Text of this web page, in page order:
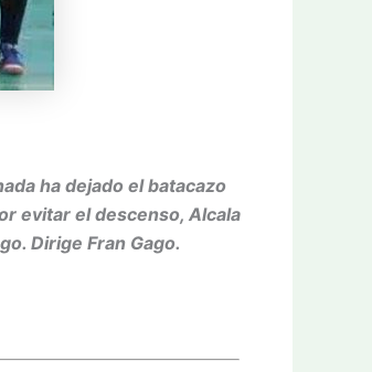
ha dejado el batacazo
evitar el descenso, Alcala
Dirige Fran Gago.